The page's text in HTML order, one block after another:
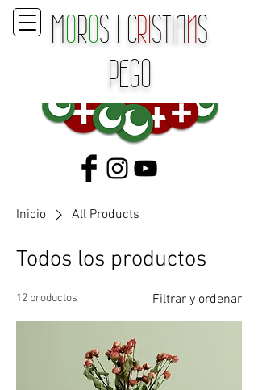
MOROS I CRISTIANS
PEGO
Inicio All Products
Todos los productos
12 productos Filtrar y ordenar